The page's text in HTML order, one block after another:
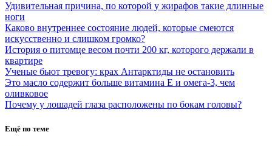
Удивительная причина, по которой у жирафов такие длинные
ноги
Каково внутреннее состояние людей, которые смеются
искусственно и слишком громко?
История о питомце весом почти 200 кг, которого держали в
квартире
Ученые бьют тревогу: крах Антарктиды не остановить
Это масло содержит больше витамина Е и омега-3, чем
оливковое
Почему у лошадей глаза расположены по бокам головы?
Ещё по теме